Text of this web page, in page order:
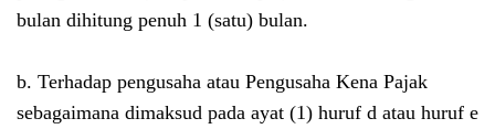
bulan dihitung penuh 1 (satu) bulan.
b. Terhadap pengusaha atau Pengusaha Kena Pajak
sebagaimana dimaksud pada ayat (1) huruf d atau huruf e